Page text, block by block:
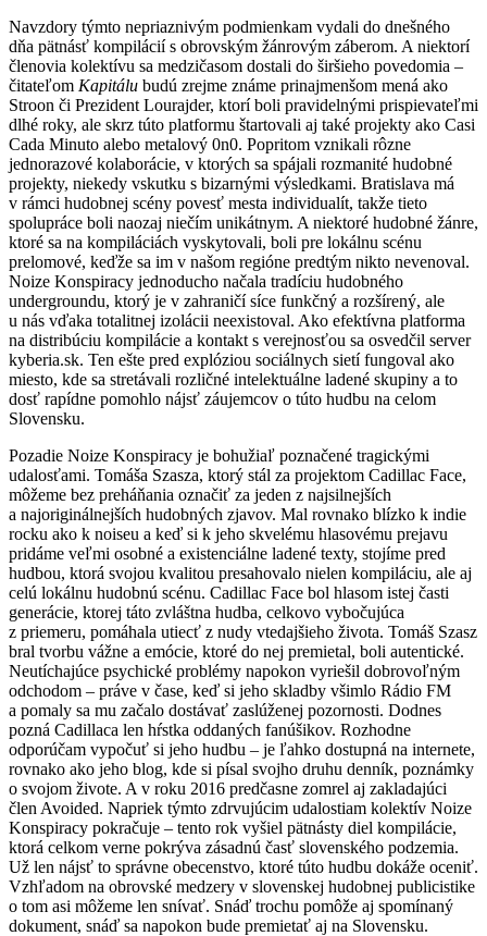
Navzdory týmto nepriaznivým podmienkam vydali do dnešného
dňa pätnásť kompilácií s obrovským žánrovým záberom. A niektorí
členovia kolektívu sa medzičasom dostali do širšieho povedomia –
čitateľom Kapitálu budú zrejme známe prinajmenšom mená ako
Stroon či Prezident Lourajder, ktorí boli pravidelnými prispievateľmi
dlhé roky, ale skrz túto platformu štartovali aj také projekty ako Casi
Cada Minuto alebo metalový 0n0. Popritom vznikali rôzne
jednorazové kolaborácie, v ktorých sa spájali rozmanité hudobné
projekty, niekedy vskutku s bizarnými výsledkami. Bratislava má
v rámci hudobnej scény povesť mesta individualít, takže tieto
spolupráce boli naozaj niečím unikátnym. A niektoré hudobné žánre,
ktoré sa na kompiláciách vyskytovali, boli pre lokálnu scénu
prelomové, keďže sa im v našom regióne predtým nikto nevenoval.
Noize Konspiracy jednoducho načala tradíciu hudobného
undergroundu, ktorý je v zahraničí síce funkčný a rozšírený, ale
u nás vďaka totalitnej izolácii neexistoval. Ako efektívna platforma
na distribúciu kompilácie a kontakt s verejnosťou sa osvedčil server
kyberia.sk. Ten ešte pred explóziou sociálnych sietí fungoval ako
miesto, kde sa stretávali rozličné intelektuálne ladené skupiny a to
dosť rapídne pomohlo nájsť záujemcov o túto hudbu na celom
Slovensku.
Pozadie Noize Konspiracy je bohužiaľ poznačené tragickými
udalosťami. Tomáša Szasza, ktorý stál za projektom Cadillac Face,
môžeme bez preháňania označiť za jeden z najsilnejších
a najoriginálnejších hudobných zjavov. Mal rovnako blízko k indie
rocku ako k noiseu a keď si k jeho skvelému hlasovému prejavu
pridáme veľmi osobné a existenciálne ladené texty, stojíme pred
hudbou, ktorá svojou kvalitou presahovalo nielen kompiláciu, ale aj
celú lokálnu hudobnú scénu. Cadillac Face bol hlasom istej časti
generácie, ktorej táto zvláštna hudba, celkovo vybočujúca
z priemeru, pomáhala utiecť z nudy vtedajšieho života. Tomáš Szasz
bral tvorbu vážne a emócie, ktoré do nej premietal, boli autentické.
Neutíchajúce psychické problémy napokon vyriešil dobrovoľným
odchodom – práve v čase, keď si jeho skladby všimlo Rádio FM
a pomaly sa mu začalo dostávať zaslúženej pozornosti. Dodnes
pozná Cadillaca len hŕstka oddaných fanúšikov. Rozhodne
odporúčam vypočuť si jeho hudbu – je ľahko dostupná na internete,
rovnako ako jeho blog, kde si písal svojho druhu denník, poznámky
o svojom živote. A v roku 2016 predčasne zomrel aj zakladajúci
člen Avoided. Napriek týmto zdrvujúcim udalostiam kolektív Noize
Konspiracy pokračuje – tento rok vyšiel pätnásty diel kompilácie,
ktorá celkom verne pokrýva zásadnú časť slovenského podzemia.
Už len nájsť to správne obecenstvo, ktoré túto hudbu dokáže oceniť.
Vzhľadom na obrovské medzery v slovenskej hudobnej publicistike
o tom asi môžeme len snívať. Snáď trochu pomôže aj spomínaný
dokument, snáď sa napokon bude premietať aj na Slovensku.